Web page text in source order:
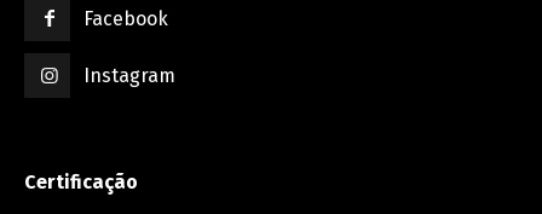
Facebook
Instagram
Certificação